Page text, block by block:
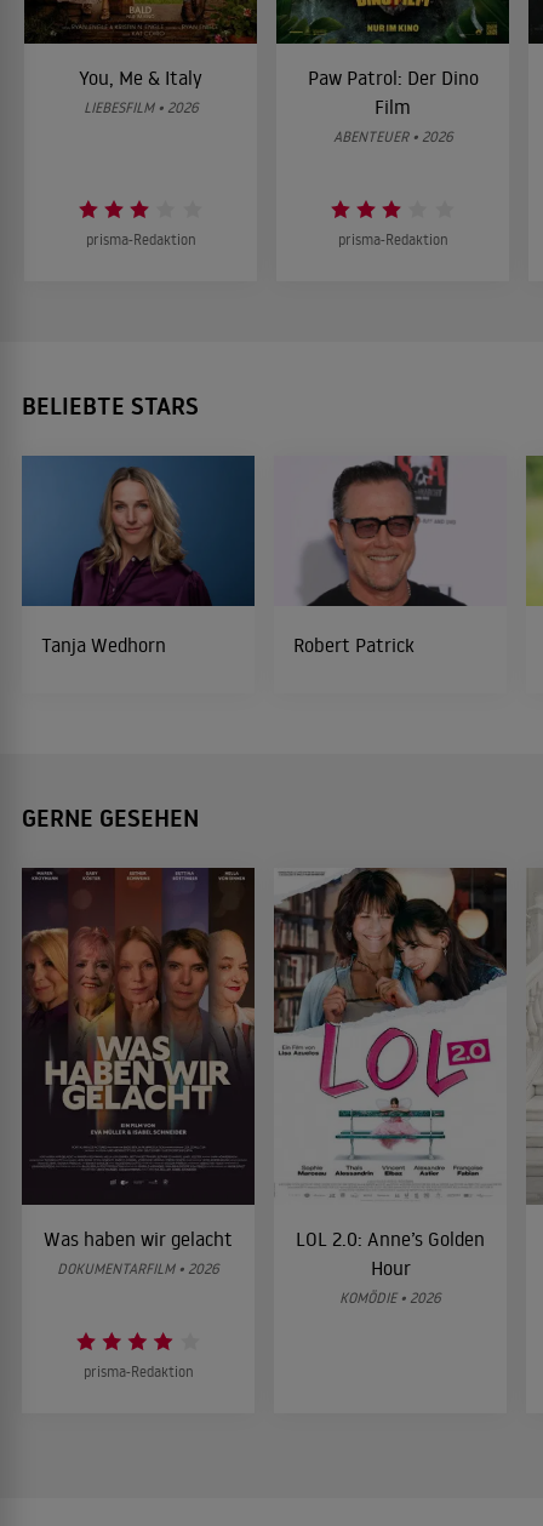
You, Me & Italy
LIEBESFILM • 2026
prisma-Redaktion
Paw Patrol: Der Dino
Film
ABENTEUER • 2026
prisma-Redaktion
BELIEBTE STARS
Tanja Wedhorn Robert Patrick
GERNE GESEHEN
Was haben wir gelacht
DOKUMENTARFILM • 2026
prisma-Redaktion
LOL 2.0: Anne’s Golden
Hour
KOMÖDIE • 2026